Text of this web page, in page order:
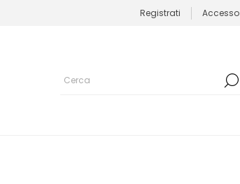
Registrati Accesso